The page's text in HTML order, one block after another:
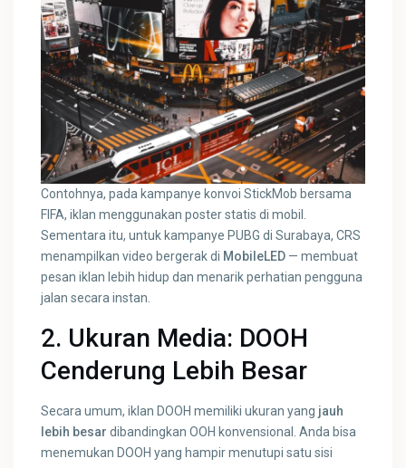
Contohnya, pada kampanye konvoi StickMob bersama
FIFA, iklan menggunakan poster statis di mobil.
Sementara itu, untuk kampanye PUBG di Surabaya, CRS
menampilkan video bergerak di MobileLED — membuat
pesan iklan lebih hidup dan menarik perhatian pengguna
jalan secara instan.
2. Ukuran Media: DOOH
Cenderung Lebih Besar
Secara umum, iklan DOOH memiliki ukuran yang jauh
lebih besar dibandingkan OOH konvensional. Anda bisa
menemukan DOOH yang hampir menutupi satu sisi